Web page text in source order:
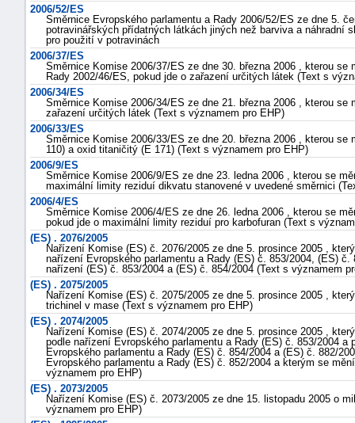
2006/52/ES
Směrnice Evropského parlamentu a Rady 2006/52/ES ze dne 5.
potravinářských přídatných látkách jiných než barviva a náhradní
pro použití v potravinách
2006/37/ES
Směrnice Komise 2006/37/ES ze dne 30. března 2006 , kterou
Rady 2002/46/ES, pokud jde o zařazení určitých látek (Text s
2006/34/ES
Směrnice Komise 2006/34/ES ze dne 21. března 2006 , kterou
zařazení určitých látek (Text s významem pro EHP)
2006/33/ES
Směrnice Komise 2006/33/ES ze dne 20. března 2006 , kterou
110) a oxid titaničitý (E 171) (Text s významem pro EHP)
2006/9/ES
Směrnice Komise 2006/9/ES ze dne 23. ledna 2006 , kterou se
maximální limity reziduí dikvatu stanovené v uvedené směrnici
2006/4/ES
Směrnice Komise 2006/4/ES ze dne 26. ledna 2006 , kterou se
pokud jde o maximální limity reziduí pro karbofuran (Text s
(ES) . 2076/2005
Nařízení Komise (ES) č. 2076/2005 ze dne 5. prosince 2005 ,
nařízení Evropského parlamentu a Rady (ES) č. 853/2004, (ES)
nařízení (ES) č. 853/2004 a (ES) č. 854/2004 (Text s významem
(ES) . 2075/2005
Nařízení Komise (ES) č. 2075/2005 ze dne 5. prosince 2005 ,
trichinel v mase (Text s významem pro EHP)
(ES) . 2074/2005
Nařízení Komise (ES) č. 2074/2005 ze dne 5. prosince 2005 ,
podle nařízení Evropského parlamentu a Rady (ES) č. 853/2004 a
Evropského parlamentu a Rady (ES) č. 854/2004 a (ES) č. 882/
Evropského parlamentu a Rady (ES) č. 852/2004 a kterým se
významem pro EHP)
(ES) . 2073/2005
Nařízení Komise (ES) č. 2073/2005 ze dne 15. listopadu 2005 o
významem pro EHP)